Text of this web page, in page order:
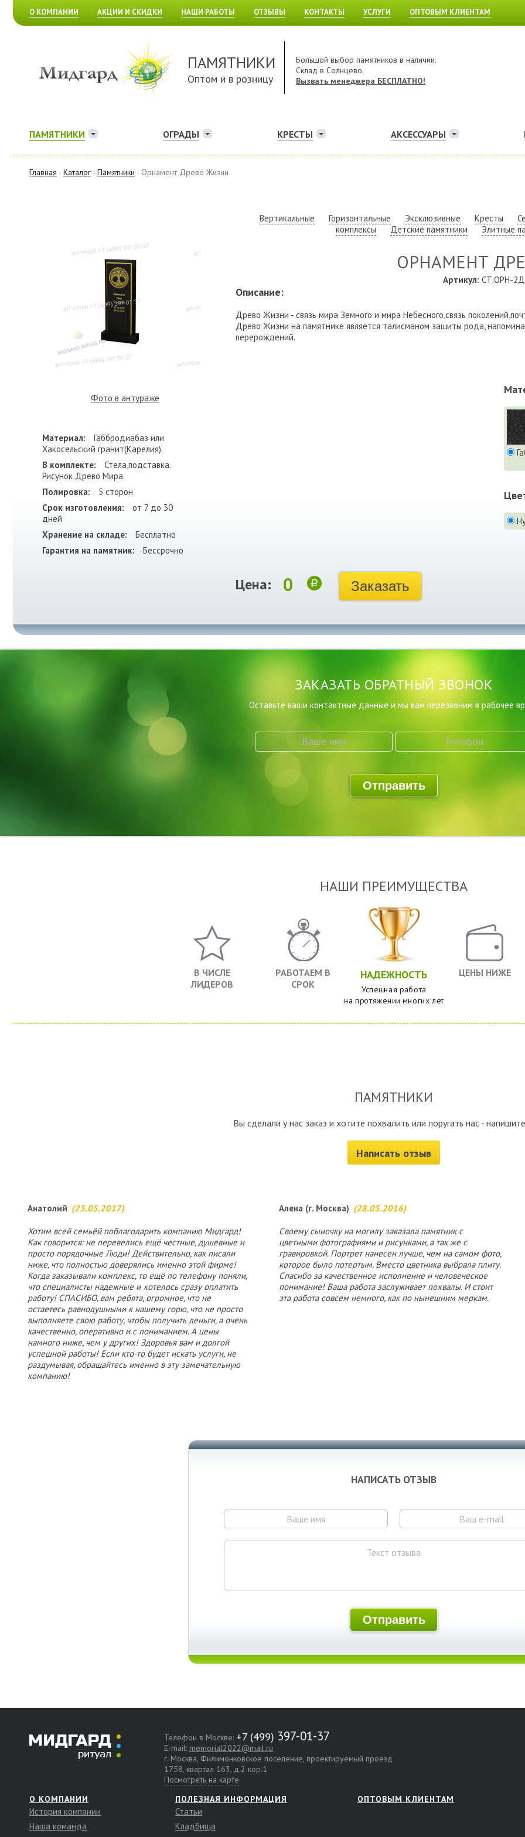
О КОМПАНИИ АКЦИИ И СКИДКИ НАШИ РАБОТЫ ОТЗЫВЫ КОНТАКТЫ УСЛУГИ ОПТОВЫМ КЛИЕНТАМ
ПАМЯТНИКИ
Оптом и в розницу
Большой выбор памятников в наличии.
Склад в Солнцево.
Вызвать менеджера БЕСПЛАТНО!
ПАМЯТНИКИ ОГРАДЫ КРЕСТЫ АКСЕССУАРЫ
Главная - Каталог - Памятники - Орнамент Древо Жизни
Фото в антураже
Материал:
Габбродиабаз или
Хакосельский гранит(Карелия).
В комплекте:
Стела,подставка.
Рисунок Древо Мира.
Полировка:
5 сторон
Срок изготовления:
от 7 до 30
дней
Хранение на складе:
Бесплатно
Гарантия на памятник:
Бессрочно
Вертикальные Горизонтальные Эксклюзивные Кресты
комплексы
Детские памятники Элитные
ОРНАМЕНТ
Артикул: СТ.ОРН-
Описание:
Древо Жизни - связь мира Земного и мира Небесного,связь
Древо Жизни на памятнике является талисманом защиты рода,
перерождений.
Цена: 0 Заказать
ЗАКАЗАТЬ ОБРАТНЫЙ ЗВОНОК
Оставьте ваши контактные данные и мы вам перезвоним в рабочее
НАШИ ПРЕИМУЩЕСТВА
В ЧИСЛЕ
ЛИДЕРОВ
РАБОТАЕМ В
СРОК
НАДЕЖНОСТЬ
Успешная работа
на протяжении многих лет
ЦЕНЫ НИЖЕ
ПАМЯТНИКИ
Вы сделали у нас заказ и хотите похвалить или поругать нас -
Написать отзыв
Анатолий (23.05.2017)
Хотим всей семьёй поблагодарить компанию Мидгард!
Как говорится: не перевелись ещё честные, душевные и
просто порядочные Люди! Действительно, как писали
ниже, что полностью доверялись именно этой фирме!
Когда заказывали комплекс, то ещё по телефону поняли,
что специалисты надежные и хотелось сразу оплатить
работу! СПАСИБО, вам ребята, огромное, что не
остаетесь равнодушными к нашему горю, что не просто
выполняете свою работу, чтобы получить деньги, а очень
качественно, оперативно и с пониманием. А цены
намного ниже, чем у других! Здоровья вам и долгой
успешной работы! Если кто-то будет искать услуги, не
раздумывая, обращайтесь именно в эту замечательную
компанию!
Алена (г. Москва) (28.05.2016)
Своему сыночку на могилу заказала памятник с
цветными фотографиями и рисунками, а так же с
гравировкой. Портрет нанесен лучше, чем на самом фото,
которое было потертым. Вместо цветника выбрала плиту.
Спасибо за качественное исполнение и человеческое
понимание! Ваша работа заслуживает похвалы. И стоит
эта работа совсем немного, как по нынешним меркам.
НАПИСАТЬ ОТЗЫВ
Телефон в Москве: 397-01-37
E-mail: memorial2022@mail.ru
г. Москва, Филимонковское поселение, проектируемый проезд
1758, квартал 163, д.2 кор.1
Посмотреть на карте
О КОМПАНИИ
История компании
Наша команда
ПОЛЕЗНАЯ ИНФОРМАЦИЯ
Статьи
Кладбища
ОПТОВЫМ КЛИЕНТАМ